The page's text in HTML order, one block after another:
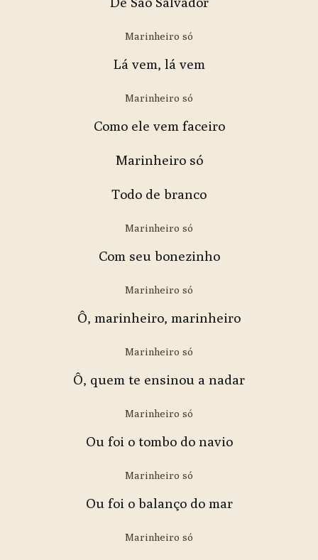
Marinheiro só
Lá vem, lá vem
Marinheiro só
Como ele vem faceiro
Marinheiro só
Todo de branco
Marinheiro só
Com seu bonezinho
Marinheiro só
Ô, marinheiro, marinheiro
Marinheiro só
Ô, quem te ensinou a nadar
Marinheiro só
Ou foi o tombo do navio
Marinheiro só
Ou foi o balanço do mar
Marinheiro só